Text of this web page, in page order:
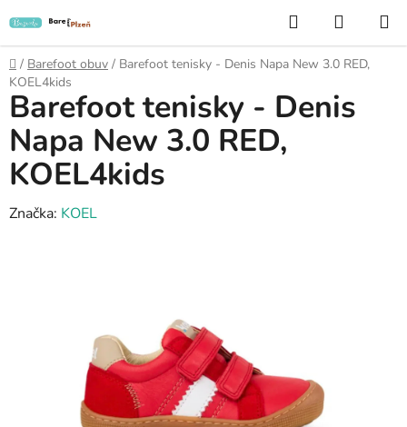
na
obsah
Hledat
KOŠÍK
Domů
/ Barefoot obuv / Barefoot tenisky - Denis Napa New 3.0 RED,
KOEL4kids
Barefoot tenisky - Denis
Napa New 3.0 RED,
KOEL4kids
Značka: KOEL